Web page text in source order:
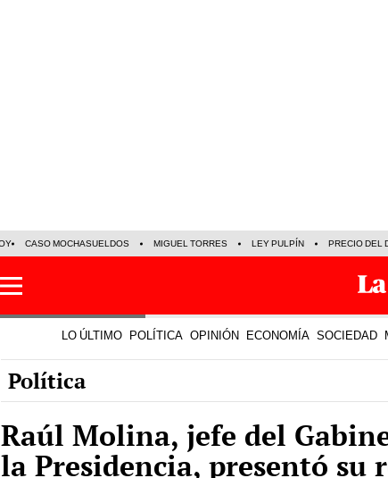
LEY PULPÍN PRECIO DEL
LO ÚLTIMO POLÍTICA OPINIÓN ECONOMÍA SOCIEDAD
Política
Raúl Molina, jefe del
la Presidencia, presentó su